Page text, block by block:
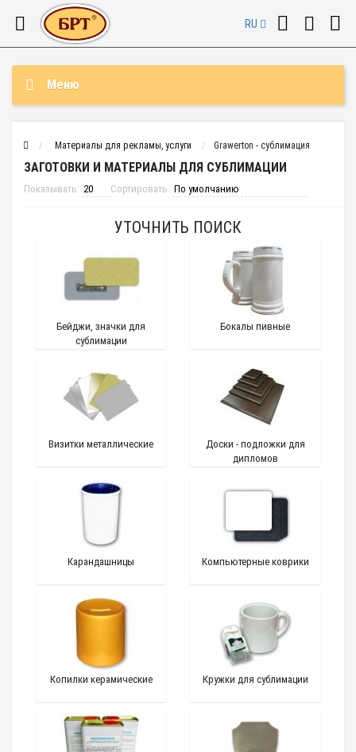
RU
Меню
Материалы для рекламы, услуги Grawerton - сублимация
ЗАГОТОВКИ И МАТЕРИАЛЫ ДЛЯ СУБЛИМАЦИИ
Показывать: Сортировать:
УТОЧНИТЬ ПОИСК
Бейджи, значки для
сублимации
Бокалы пивные
Визитки металлические
Доски - подложки для
дипломов
Карандашницы Компьютерные коврики
Копилки керамические Кружки для сублимации